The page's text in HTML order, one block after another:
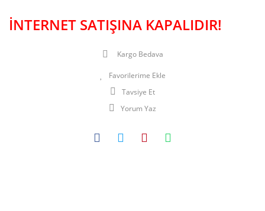
İNTERNET SATIŞINA KAPALIDIR!
Kargo Bedava
Tavsiye Et
Yorum Yaz